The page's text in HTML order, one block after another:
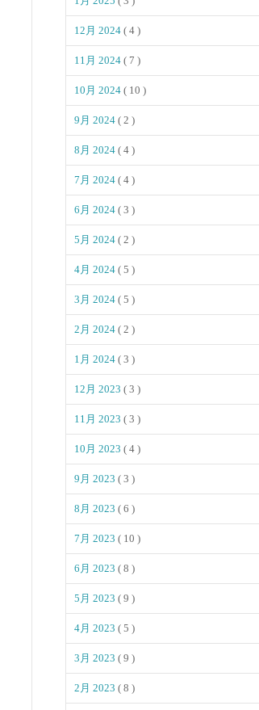
12月 2024 ( 4 )
11月 2024 ( 7 )
10月 2024 ( 10 )
9月 2024 ( 2 )
8月 2024 ( 4 )
7月 2024 ( 4 )
6月 2024 ( 3 )
5月 2024 ( 2 )
4月 2024 ( 5 )
3月 2024 ( 5 )
2月 2024 ( 2 )
1月 2024 ( 3 )
12月 2023 ( 3 )
11月 2023 ( 3 )
10月 2023 ( 4 )
9月 2023 ( 3 )
8月 2023 ( 6 )
7月 2023 ( 10 )
6月 2023 ( 8 )
5月 2023 ( 9 )
4月 2023 ( 5 )
3月 2023 ( 9 )
2月 2023 ( 8 )